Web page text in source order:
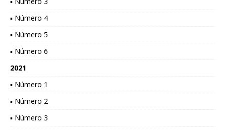
▪ Número 4
▪ Número 5
▪ Número 6
2021
▪ Número 1
▪ Número 2
▪ Número 3